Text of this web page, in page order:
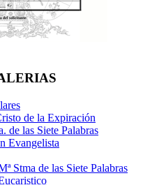
de la Expiración
de las Siete Palabras
Evangelista
Stma de las Siete Palabras